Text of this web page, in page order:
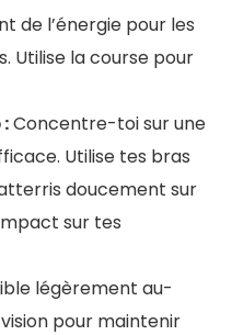
de l’énergie pour les
Utilise la course pour
Concentre-toi sur une
Utilise tes bras
doucement sur
sur tes
légèrement au-
pour maintenir